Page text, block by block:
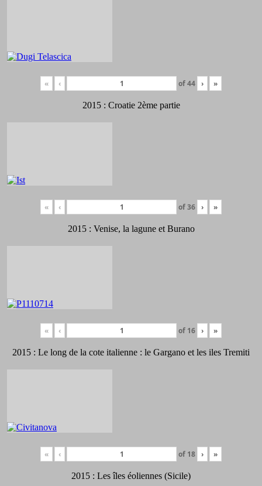
« ‹ of44 › »
2015 : Croatie 2ème partie
« ‹ of36 › »
2015 : Venise, la lagune et Burano
« ‹ of 16 › »
2015 : Le long de la cote italienne : le Gargano et les iles Tremiti
« ‹ of 18 › »
2015 : Les îles éoliennes (Sicile)